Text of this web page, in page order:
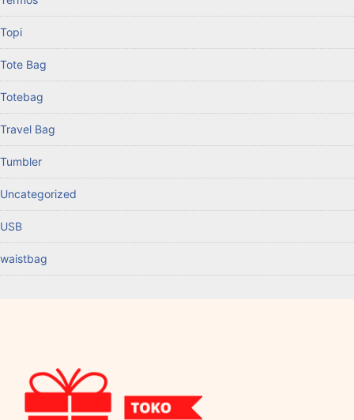
Topi
Tote Bag
Totebag
Travel Bag
Tumbler
Uncategorized
USB
waistbag